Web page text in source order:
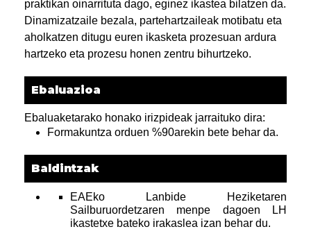
praktikan oinarrituta dago, eginez ikastea bilatzen da.
Dinamizatzaile bezala, partehartzaileak motibatu eta
aholkatzen ditugu euren ikasketa prozesuan ardura
hartzeko eta prozesu honen zentru bihurtzeko.
Ebaluazioa
Ebaluaketarako honako irizpideak jarraituko dira:
Formakuntza orduen %90arekin bete behar da.
Baldintzak
EAEko Lanbide Heziketaren
Sailburuordetzaren menpe dagoen LH
ikastetxe bateko irakaslea izan behar du.